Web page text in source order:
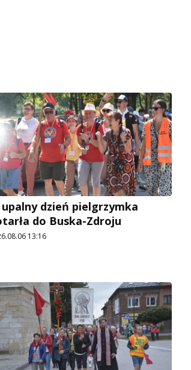
upalny dzień pielgrzymka
do Buska-Zdroju
13:16